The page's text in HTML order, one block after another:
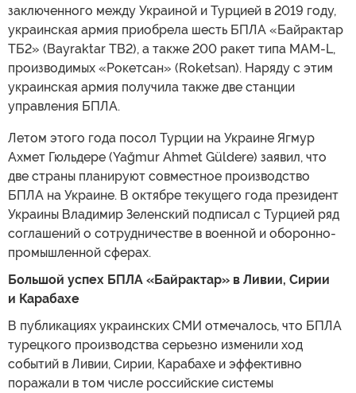
заключенного между Украиной и Турцией в 2019 году,
украинская армия приобрела шесть БПЛА «Байрактар
ТБ2» (Bayraktar TB2), а также 200 ракет типа MAM-L,
производимых «Рокетсан» (Roketsan). Наряду с этим
украинская армия получила также две станции
управления БПЛА.
Летом этого года посол Турции на Украине Ягмур
Ахмет Гюльдере (Yağmur Ahmet Güldere) заявил, что
две страны планируют совместное производство
БПЛА на Украине. В октябре текущего года президент
Украины Владимир Зеленский подписал с Турцией ряд
соглашений о сотрудничестве в военной и оборонно-
промышленной сферах.
Большой успех БПЛА «Байрактар» в Ливии, Сирии
и Карабахе
В публикациях украинских СМИ отмечалось, что БПЛА
турецкого производства серьезно изменили ход
событий в Ливии, Сирии, Карабахе и эффективно
поражали в том числе российские системы